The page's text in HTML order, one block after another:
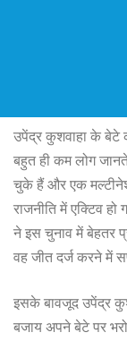
उपेंद्र कुशवाहा के बेटे
बहुत ही कम लोग
चुके हैं और एक
राजनीति में एक्टिव हो
ने इस चुनाव में बेहतर
वह जीत दर्ज करने में
इसके बावजूद उपेंद्र
बजाय अपने बेटे पर